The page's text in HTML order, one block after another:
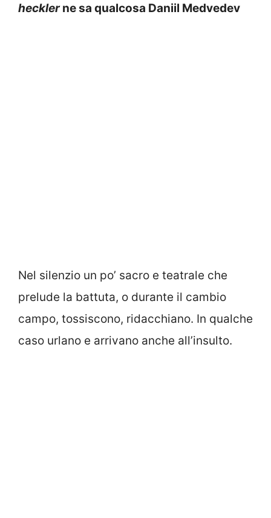
hecklerne sa qualcosa Daniil Medvedev
Nel silenzio un po’ sacro e teatrale che
prelude la battuta, o durante il cambio
campo, tossiscono, ridacchiano. In qualche
caso urlano e arrivano anche all’insulto.